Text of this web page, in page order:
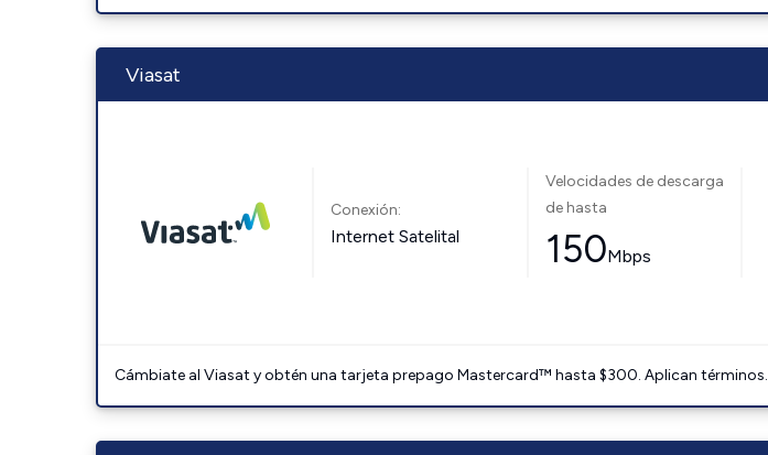
Viasat
Conexión:
Internet Satelital
Velocidades de descarga
de hasta
150Mbps
Cámbiate al Viasat y obtén una tarjeta prepago Mastercard™ hasta $300. Aplican términos.